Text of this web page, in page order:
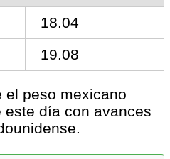
18.04
19.08
el peso mexicano
día con avances